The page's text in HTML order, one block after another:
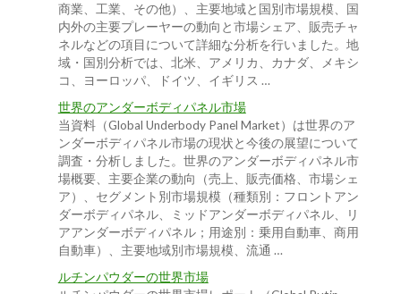
商業、工業、その他）、主要地域と国別市場規模、国
内外の主要プレーヤーの動向と市場シェア、販売チャ
ネルなどの項目について詳細な分析を行いました。地
域・国別分析では、北米、アメリカ、カナダ、メキシ
コ、ヨーロッパ、ドイツ、イギリス …
世界のアンダーボディパネル市場
当資料（Global Underbody Panel Market）は世界のア
ンダーボディパネル市場の現状と今後の展望について
調査・分析しました。世界のアンダーボディパネル市
場概要、主要企業の動向（売上、販売価格、市場シェ
ア）、セグメント別市場規模（種類別：フロントアン
ダーボディパネル、ミッドアンダーボディパネル、リ
アアンダーボディパネル；用途別：乗用自動車、商用
自動車）、主要地域別市場規模、流通 …
ルチンパウダーの世界市場